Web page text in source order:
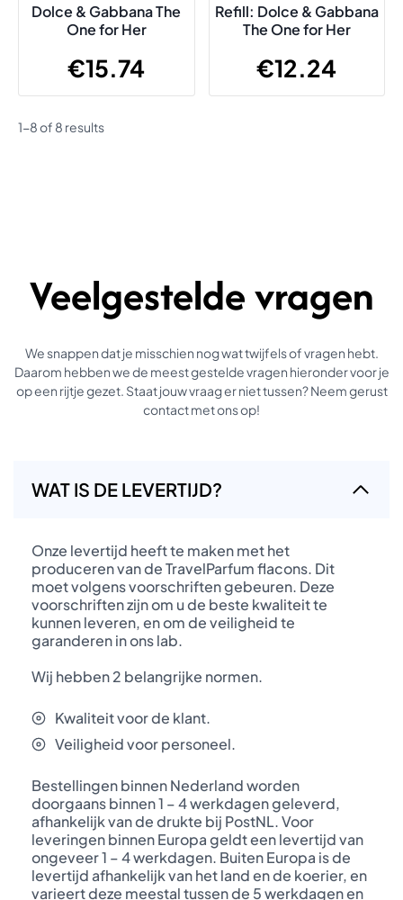
Dolce & Gabbana The
One for Her
€15.74
Refill: Dolce & Gabbana
The One for Her
€12.24
1-8 of 8 results
Veelgestelde vragen
We snappen dat je misschien nog wat twijfels of vragen hebt.
Daarom hebben we de meest gestelde vragen hieronder voor je
op een rijtje gezet. Staat jouw vraag er niet tussen? Neem gerust
contact met ons op!
WAT IS DE LEVERTIJD?
Onze levertijd heeft te maken met het
produceren van de TravelParfum flacons. Dit
moet volgens voorschriften gebeuren. Deze
voorschriften zijn om u de beste kwaliteit te
kunnen leveren, en om de veiligheid te
garanderen in ons lab.
Wij hebben 2 belangrijke normen.
Kwaliteit voor de klant.
Veiligheid voor personeel.
Bestellingen binnen Nederland worden
doorgaans binnen 1 – 4 werkdagen geleverd,
afhankelijk van de drukte bij PostNL. Voor
leveringen binnen Europa geldt een levertijd van
ongeveer 1 – 4 werkdagen. Buiten Europa is de
levertijd afhankelijk van het land en de koerier, en
varieert deze meestal tussen de 5 werkdagen en